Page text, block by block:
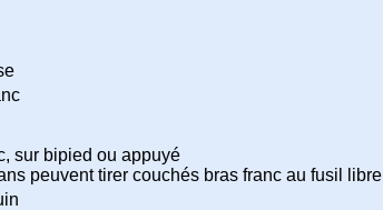
sur bipied ou appuyé
peuvent tirer couchés bras franc au fusil libre